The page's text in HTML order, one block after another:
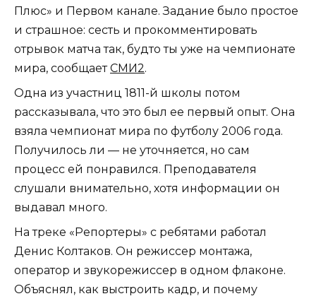
Плюс» и Первом канале. Задание было простое
и страшное: сесть и прокомментировать
отрывок матча так, будто ты уже на чемпионате
мира, сообщаетСМИ2.
Одна из участниц 1811-й школы потом
рассказывала, что это был ее первый опыт. Она
взяла чемпионат мира по футболу 2006 года.
Получилось ли — не уточняется, но сам
процесс ей понравился. Преподавателя
слушали внимательно, хотя информации он
выдавал много.
На треке «Репортеры» с ребятами работал
Денис Колтаков. Он режиссер монтажа,
оператор и звукорежиссер в одном флаконе.
Объяснял, как выстроить кадр, и почему